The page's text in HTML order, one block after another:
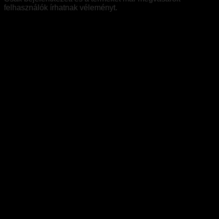
felhasználók írhatnak véleményt.